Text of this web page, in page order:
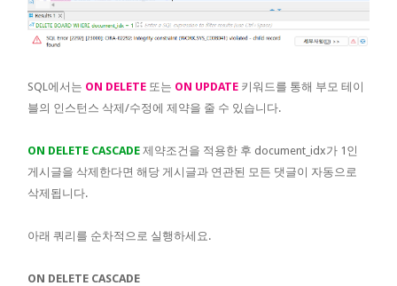
SQL에서는 ON DELETE또는 ON UPDATE키워드를 통해 부모 테이
블의 인스턴스 삭제/수정에 제약을 줄 수 있습니다.
ON DELETE CASCADE제약조건을 적용한 후 document_idx가 1인
게시글을 삭제한다면 해당 게시글과 연관된 모든 댓글이 자동으로
삭제됩니다.
아래 쿼리를 순차적으로 실행하세요.
ON DELETE CASCADE